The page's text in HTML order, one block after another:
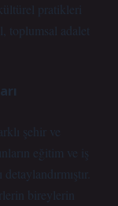
pratikleri
toplumsal adalet
şehir ve
eğitim ve iş
bireylerin